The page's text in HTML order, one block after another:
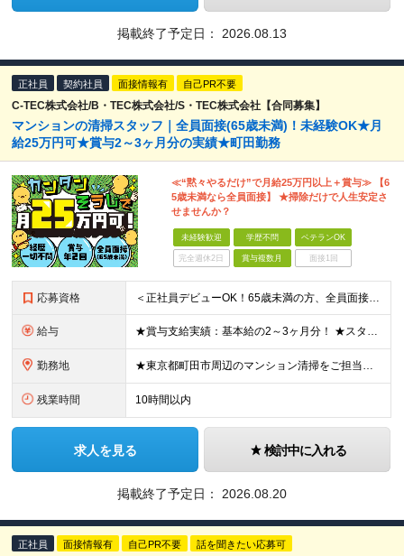
掲載終了予定日： 2026.08.13
正社員 契約社員 面接情報有 自己PR不要
C-TEC株式会社/B・TEC株式会社/S・TEC株式会社【合同募集】
マンションの清掃スタッフ｜全員面接(65歳未満)！未経験OK★月
給25万円可★賞与2～3ヶ月分の実績★町田勤務
≪“黙々やるだけ”で月給25万円以上＋賞与≫ 【6
5歳未満なら全員面接】 ★掃除だけで人生安定さ
せませんか？
未経験歓迎 学歴不問 ベテランOK
完全週休2日 賞与複数月 面接1回
応募資格 ＜正社員デビューOK！65歳未満の方、全員面接＞ ◆学歴・経歴不問 ◆転職回数が多くてもOK ◆未経験／第二新卒OK ◆ブランクありOK ◆65歳未満の方（※定年年齢を上限として募集するため） ★黙
給与 ★賞与支給実績：基本給の2～3ヶ月分！ ★スタッフ管理（シフト調整など）の経験があれば【月給28万円以上】 ＝＝ライフスタイルに合わせて働き方を選べます＝＝ ■正社員 ＜未経験者＞月給25万円～35
勤務地 ★東京都町田市周辺のマンション清掃をご担当いただきます！ 【B・TEC株式会社／町田事業部】 東京都町田市南町田3-32-50 ※雇用先はB・TEC株式会社です ※(変更の範囲)上記を除く当社関連
残業時間 10時間以内
求人を見る 検討中に入れる
掲載終了予定日： 2026.08.20
正社員 面接情報有 自己PR不要 話を聞きたい応募可